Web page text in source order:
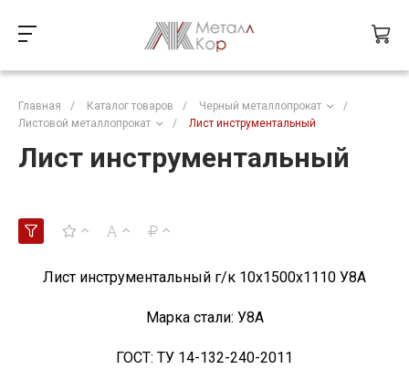
Главная / Каталог товаров / Черный металлопрокат
/
Листовой металлопрокат
/ Лист инструментальный
Лист инструментальный
Лист инструментальный г/к 10x1500х1110 У8А
Марка стали: У8А
ГОСТ: ТУ 14-132-240-2011